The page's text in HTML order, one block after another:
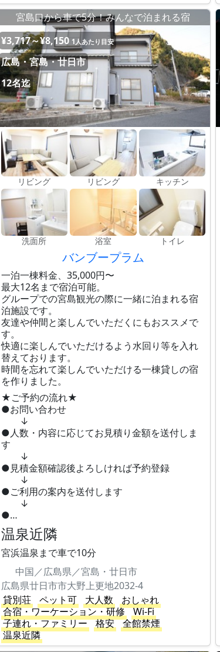
宮島口から車で5分！みんなで泊まれる宿
¥3,717～¥8,150 1人あたり目安
広島・宮島・廿日市
12名迄
リビング リビング キッチン
洗面所 浴室 トイレ
バンブープラム
一泊一棟料金、35,000円〜
最大12名まで宿泊可能。
グループでの宮島観光の際に一緒に泊まれる宿
泊施設です。
友達や仲間と楽しんでいただくにもおススメで
す。
快適に楽しんでいただけるよう水回り等を入れ
替えております。
時間を忘れて楽しんでいただける一棟貸しの宿
を作りました。
★ご予約の流れ★
●お問い合わせ
↓
●人数・内容に応じてお見積り金額を送付しま
す
↓
●見積金額確認後よろしければ予約登録
↓
●ご利用の案内を送付します
↓
●…
温泉近隣
宮浜温泉まで車で10分
中国／広島県／宮島・廿日市
広島県廿日市市大野上更地2032-4
貸別荘
ペット可 大人数
おしゃれ
合宿・ワーケーション・研修
Wi-Fi
子連れ・ファミリー
格安
全館禁煙
温泉近隣